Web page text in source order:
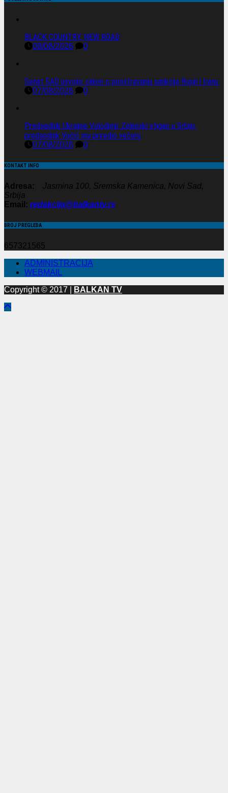
BLACK COUNTRY, NEW ROAD
08/08/2026 0
Senat SAD usvojio zakon o pooštravanju sankcija Rusiji i Iranu.
07/08/2026 0
Predsednik Ukrajine Volodimir Zelenski stigao u Srbiju,
predsednik Vučić mu priredio večeru
07/08/2026 0
KONTAKT INFO
Adresa:
Jasmina 100, Sremska Kamenica, Novi Sad,
Srbija
Email: redakcija@balkantv.rs
BROJ PREGLEDA
657321565
ADMINISTRACIJA
WEBMAIL
Copyright © 2017 |
BALKAN TV